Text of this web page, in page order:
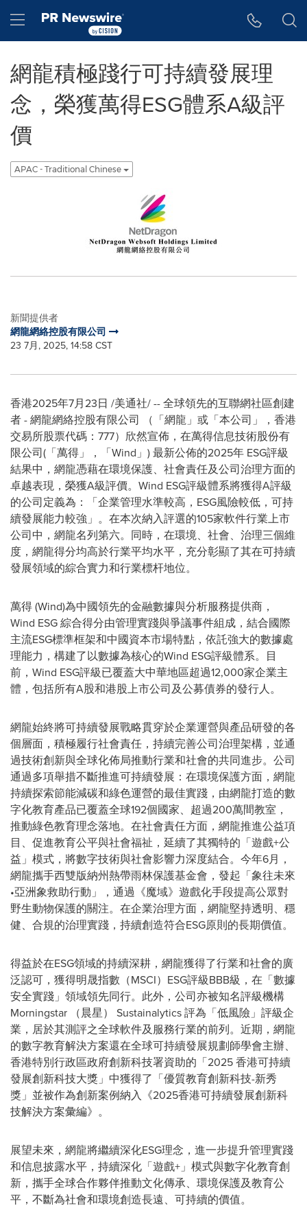
Hamburger menu
網龍積極踐行可持續發展理
念，榮獲萬得ESG體系A級評
價
APAC - Traditional Chinese
新聞提供者
網龍網絡控股有限公司
23 7月, 2025, 14:58 CST
香港2025年7月23日 /美通社/ -- 全球領先的互聯網社區創建
者 - 網龍網絡控股有限公司 （「網龍」或「本公司」，香港
交易所股票代碼：777）欣然宣佈，在萬得信息技術股份有
限公司(「萬得」，「Wind」) 最新公佈的2025年 ESG評級
結果中，網龍憑藉在環境保護、社會責任及公司治理方面的
卓越表現，榮獲A級評價。Wind ESG評級體系將獲得A評級
的公司定義為：「企業管理水準較高，ESG風險較低，可持
續發展能力較強」。在本次納入評選的105家軟件行業上市
公司中，網龍名列第六。同時，在環境、社會、治理三個維
度，網龍得分均高於行業平均水平，充分彰顯了其在可持續
發展領域的綜合實力和行業標杆地位。
萬得 (Wind)為中國領先的金融數據與分析服務提供商，
Wind ESG 綜合得分由管理實踐與爭議事件組成，結合國際
主流ESG標準框架和中國資本市場特點，依託強大的數據處
理能力，構建了以數據為核心的Wind ESG評級體系。目
前，Wind ESG評級已覆蓋大中華地區超過12,000家企業主
體，包括所有A股和港股上市公司及公募債券的發行人。
網龍始終將可持續發展戰略貫穿於企業運營與產品研發的各
個層面，積極履行社會責任，持續完善公司治理架構，並通
過技術創新與全球化佈局推動行業和社會的共同進步。公司
通過多項舉措不斷推進可持續發展：在環境保護方面，網龍
持續探索節能減碳和綠色運營的最佳實踐，由網龍打造的數
字化教育產品已覆蓋全球192個國家、超過200萬間教室，
推動綠色教育理念落地。在社會責任方面，網龍推進公益項
目、促進教育公平與社會福祉，延續了其獨特的「遊戲+公
益」模式，將數字技術與社會影響力深度結合。今年6月，
網龍攜手西雙版納州熱帶雨林保護基金會，發起「象往未來
•亞洲象救助行動」，通過《魔域》遊戲化手段提高公眾對
野生動物保護的關注。在企業治理方面，網龍堅持透明、穩
健、合規的治理實踐，持續創造符合ESG原則的長期價值。
得益於在ESG領域的持續深耕，網龍獲得了行業和社會的廣
泛認可，獲得明晟指數（MSCI）ESG評級BBB級，在「數據
安全實踐」領域領先同行。此外，公司亦被知名評級機構
Morningstar （晨星） Sustainalytics 評為「低風險」評級企
業，居於其測評之全球軟件及服務行業的前列。近期，網龍
的數字教育解決方案還在全球可持續發展規劃師學會主辦、
香港特別行政區政府創新科技署資助的「2025 香港可持續
發展創新科技大獎」中獲得了「優質教育創新科技-新秀
獎」並被作為創新案例納入《2025香港可持續發展創新科
技解決方案彙編》。
展望未來，網龍將繼續深化ESG理念，進一步提升管理實踐
和信息披露水平，持續深化「遊戲+」模式與數字化教育創
新，攜手全球合作夥伴推動文化傳承、環境保護及教育公
平，不斷為社會和環境創造長遠、可持續的價值。